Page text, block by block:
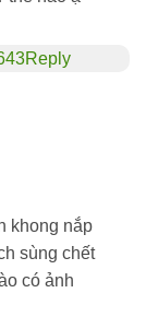
Reply
khong nắp
sùng chết
có ảnh